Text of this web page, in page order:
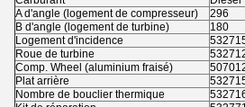
Α d'angle (logement de compresseur)
296
Β d'angle (logement de turbine)
180
Logement d'incidence
Roue de turbine
Comp. Wheel (aluminium fraisé)
Plat arrière
Nombre de bouclier thermique